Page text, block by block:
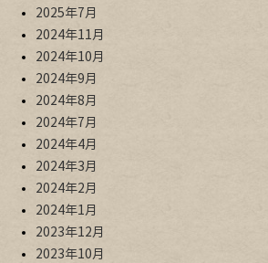
2025年7月
2024年11月
2024年10月
2024年9月
2024年8月
2024年7月
2024年4月
2024年3月
2024年2月
2024年1月
2023年12月
2023年10月